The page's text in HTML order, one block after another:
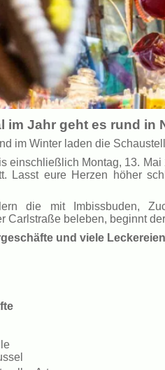
im Jahr geht es rund in
im Winter laden die
einschließlich Montag, 13.
Lasst eure Herzen höher
die mit Imbissbuden,
Carlstraße beleben, beginnt
und viele